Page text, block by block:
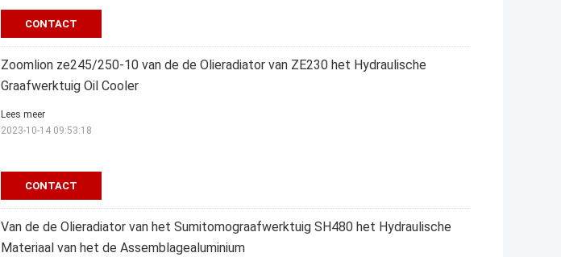
CONTACT
Zoomlion ze245/250-10 van de de Olieradiator van ZE230 het Hydraulische
Graafwerktuig Oil Cooler
CONTACT
Lees meer
2023-10-14 09:53:18
Van de de Olieradiator van het Sumitomograafwerktuig SH480 het Hydraulische
Materiaal van het de Assemblagealuminium